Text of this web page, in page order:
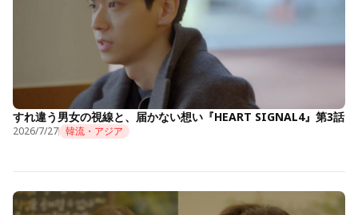
すれ違う男女の視線と、届かない想い『HEART SIGNAL4』第3話
2026/7/27 韓流・アジア